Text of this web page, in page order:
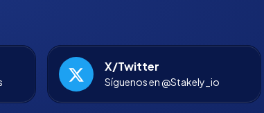
X/Twitter
Síguenos en @Stakely_io